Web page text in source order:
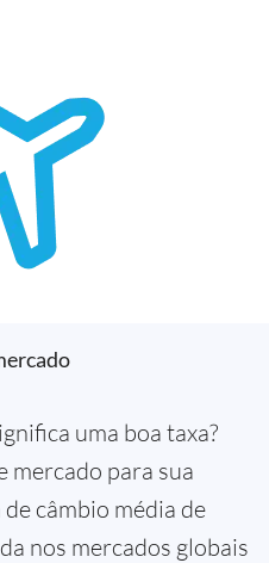
uma boa taxa?
mercado para sua
câmbio média de
nos mercados globais